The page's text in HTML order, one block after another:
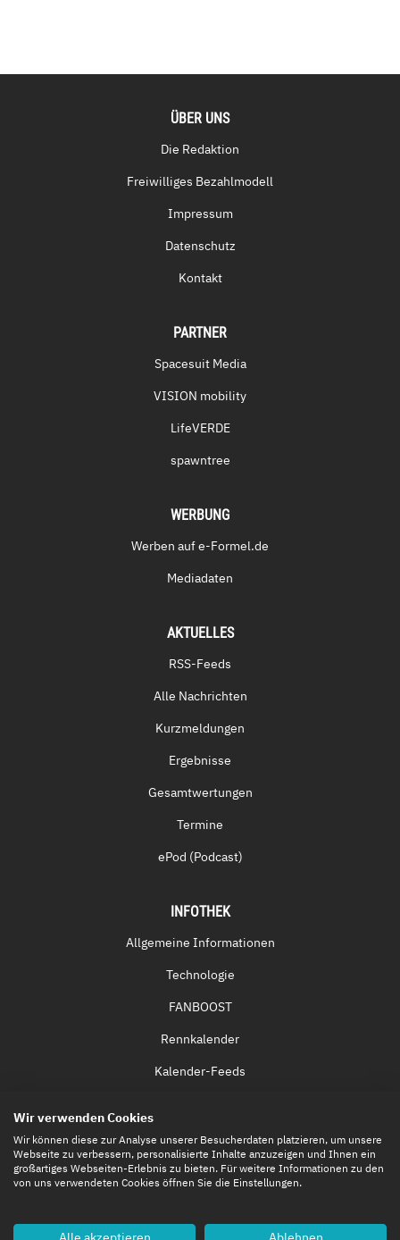
ÜBER UNS
Die Redaktion
Freiwilliges Bezahlmodell
Impressum
Datenschutz
Kontakt
PARTNER
Spacesuit Media
VISION mobility
LifeVERDE
spawntree
WERBUNG
Werben auf e-Formel.de
Mediadaten
AKTUELLES
RSS-Feeds
Alle Nachrichten
Kurzmeldungen
Ergebnisse
Gesamtwertungen
Termine
ePod (Podcast)
INFOTHEK
Allgemeine Informationen
Technologie
FANBOOST
Rennkalender
Kalender-Feeds
Eintrittskarten
Wir verwenden Cookies
Wir können diese zur Analyse unserer Besucherdaten platzieren, um unsere
Webseite zu verbessern, personalisierte Inhalte anzuzeigen und Ihnen ein
großartiges Webseiten-Erlebnis zu bieten. Für weitere Informationen zu den
von uns verwendeten Cookies öffnen Sie die Einstellungen.